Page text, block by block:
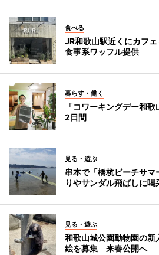
食べる
JR和歌山駅近くにカフ
食事系ワッフル提供
暮らす・働く
「コワーキングデー和
2日間
見る・遊ぶ
串本で「橋杭ビーチサ
りやサンダル飛ばしに喝
見る・遊ぶ
和歌山城公園動物園の新
絵を募集 来春公開へ